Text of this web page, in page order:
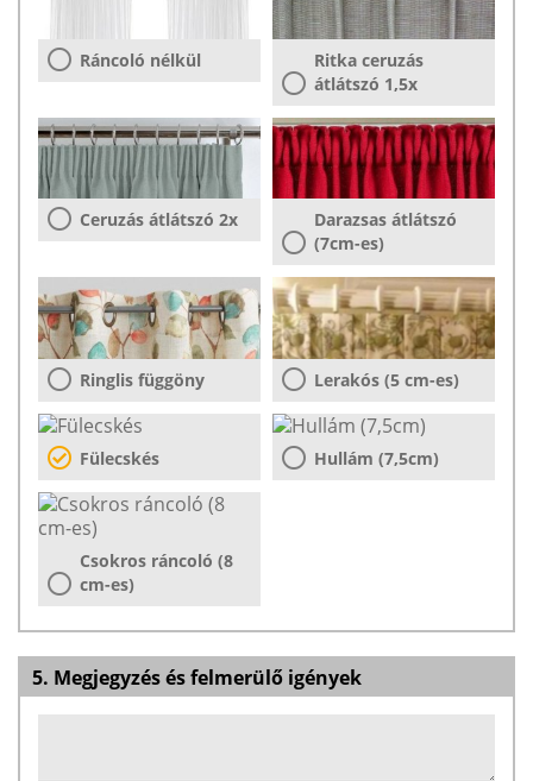
Ráncoló nélkül
Ritka ceruzás
átlátszó 1,5x
Ceruzás átlátszó 2x
Darazsas átlátszó
(7cm-es)
Ringlis függöny Lerakós (5 cm-es)
Fülecskés Hullám (7,5cm)
Csokros ráncoló (8
cm-es)
5. Megjegyzés és felmerülő igények